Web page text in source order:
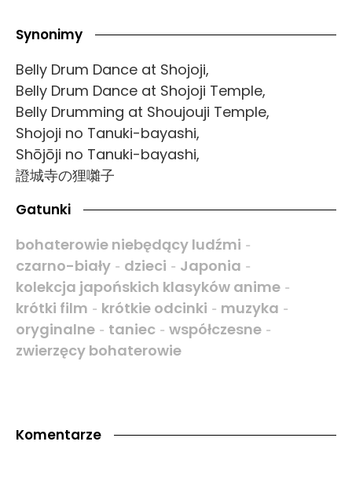
Synonimy
Belly Drum Dance at Shojoji,
Belly Drum Dance at Shojoji Temple,
Belly Drumming at Shoujouji Temple,
Shojoji no Tanuki-bayashi,
Shōjōji no Tanuki-bayashi,
證城寺の狸囃子
Gatunki
bohaterowie niebędący ludźmi -
czarno-biały - dzieci - Japonia -
kolekcja japońskich klasyków anime -
krótki film - krótkie odcinki - muzyka -
oryginalne - taniec - współczesne -
zwierzęcy bohaterowie
Komentarze